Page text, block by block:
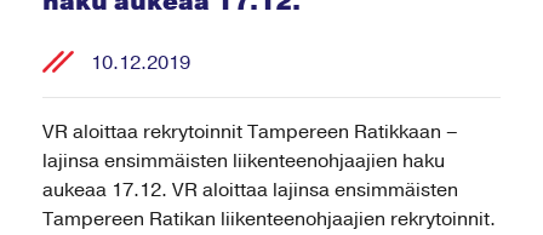
10.12.2019
VR aloittaa rekrytoinnit Tampereen Ratikkaan –
lajinsa ensimmäisten liikenteenohjaajien haku
aukeaa 17.12. VR aloittaa lajinsa ensimmäisten
Tampereen Ratikan liikenteenohjaajien rekrytoinnit.